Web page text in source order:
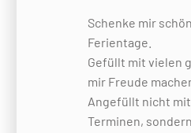
Schenke mir
Ferientage.
Gefüllt mit vielen
mir Freude
Angefüllt nicht
Terminen,